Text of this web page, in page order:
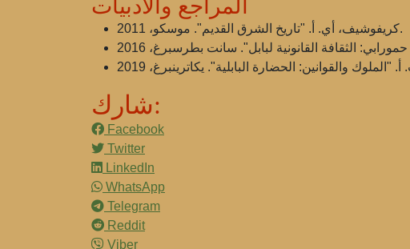
المراجع والأدبيات
كريفوشيف، أي. أ. "تاريخ الشرق القديم". موسكو، 2011.
شارك:
Facebook
Twitter
LinkedIn
WhatsApp
Telegram
Reddit
Viber